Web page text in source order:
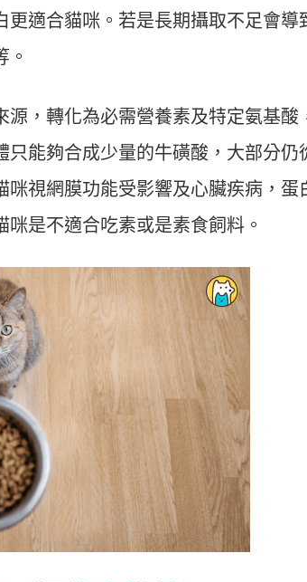
更適合貓咪。若是長期攝取不足會導
。
，轉化為必需營養素及特定氨基酸
能夠合成少量的牛磺酸，大部分仍
視網膜功能受影響及心臟疾病，蛋
是不適合吃素或是素食飼料。